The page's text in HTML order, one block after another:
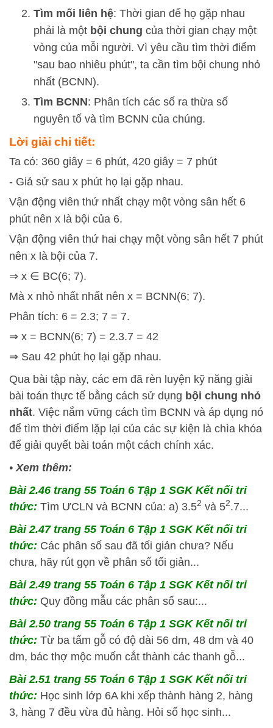
Tìm mối liên hệ: Thời gian để họ gặp nhau
phải là một bội chung của thời gian chạy một
vòng của mỗi người. Vì yêu cầu tìm thời điểm
"sau bao nhiêu phút", ta cần tìm bội chung nhỏ
nhất (BCNN).
Tìm BCNN: Phân tích các số ra thừa số
nguyên tố và tìm BCNN của chúng.
Lời giải chi tiết:
Ta có: 360 giây = 6 phút, 420 giây = 7 phút
- Giả sử sau x phút họ lại gặp nhau.
Vận động viên thứ nhất chạy một vòng sân hết 6
phút nên x là bội của 6.
Vận động viên thứ hai chạy một vòng sân hết 7 phút
nên x là bội của 7.
⇒ x ∈ BC(6; 7).
Mà x nhỏ nhất nhất nên x = BCNN(6; 7).
Phân tích: 6 = 2.3; 7 = 7.
⇒ x = BCNN(6; 7) = 2.3.7 = 42
⇒ Sau 42 phút họ lại gặp nhau.
Qua bài tập này, các em đã rèn luyện kỹ năng giải
bài toán thực tế bằng cách sử dụng bội chung nhỏ
nhất. Việc nắm vững cách tìm BCNN và áp dụng nó
để tìm thời điểm lặp lại của các sự kiện là chìa khóa
để giải quyết bài toán một cách chính xác.
•Xem thêm:
Bài 2.46 trang 55 Toán 6 Tập 1 SGK Kết nối tri
thức: Tìm ƯCLN và BCNN của: a) 3.52 và 52.7...
Bài 2.47 trang 55 Toán 6 Tập 1 SGK Kết nối tri
thức: Các phân số sau đã tối giản chưa? Nếu
chưa, hãy rút gọn về phân số tối giản...
Bài 2.49 trang 55 Toán 6 Tập 1 SGK Kết nối tri
thức: Quy đồng mẫu các phân số sau:...
Bài 2.50 trang 55 Toán 6 Tập 1 SGK Kết nối tri
thức: Từ ba tấm gỗ có độ dài 56 dm, 48 dm và 40
dm, bác thợ mộc muốn cắt thành các thanh gỗ...
Bài 2.51 trang 55 Toán 6 Tập 1 SGK Kết nối tri
thức: Học sinh lớp 6A khi xếp thành hàng 2, hàng
3, hàng 7 đều vừa đủ hàng. Hỏi số học sinh...